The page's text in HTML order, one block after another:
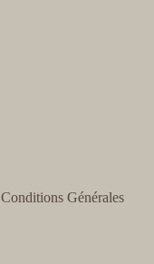
Conditions Générales